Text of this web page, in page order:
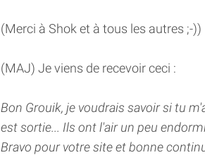
(Merci à Shok et à tous les autres ;-))
(MAJ) Je viens de recevoir ceci :
Bon Grouik, je voudrais savoir si tu
est sortie... Ils ont l'air un peu
Bravo pour votre site et bonne